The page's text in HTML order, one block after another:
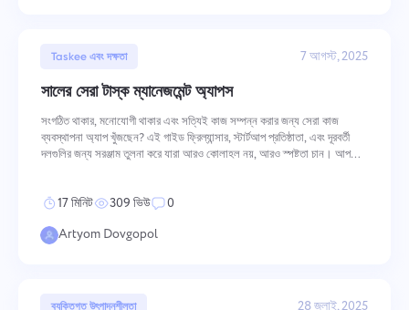
हिन्दी
Italiano
中文 (中国)
Taskee এবং দক্ষতা 7 আগস্ট, 2025
সালের সেরা টাস্ক ম্যানেজমেন্ট অ্যাপস
সংগঠিত থাকার, মনোযোগী থাকার এবং সত্যিই কাজ সম্পন্ন করার জন্য সেরা কাজ
ব্যবস্থাপনা অ্যাপ খুঁজছেন? এই গাইড ফ্রিল্যান্সার, স্টার্টআপ প্রতিষ্ঠাতা, এবং দূরবর্তী
দলগুলির জন্য সরঞ্জাম তুলনা করে যারা আরও কোলাহল নয়, আরও স্পষ্টতা চান। আপনার
17 মিনিট 309 ভিউ
0
Artyom Dovgopol
ব্যক্তিগত উৎপাদনশীলতা 28 জুলাই, 2025
কানবান বোর্ডে কাজগুলি পরিচালনা করুন, কাজগুলি ফিল্টার করুন এবং আপনার বোর্ডের
স্কেল বাড়ান
প্রকল্প ব্যবস্থাপনা
এক জায়গায় প্রকল্পের তথ্য (স্থিতি/ট্যাগ) এবং দলের কার্যকলাপ পরিচালনা করুন
কোম্পানি ব্যবস্থাপনা